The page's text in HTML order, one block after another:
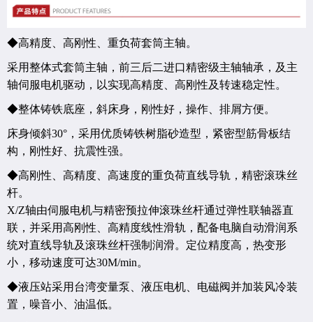
◆高精度、高刚性、重负荷套筒主轴。
采用整体式套筒主轴，前三后二进口精密级主轴轴承，及主
轴伺服电机驱动，以实现高精度、高刚性及转速稳定性。
◆整体铸铁底座，斜床身，刚性好，操作、排屑方便。
床身倾斜30°，采用优质铸铁树脂砂造型，紧密型筋骨板结
构，刚性好、抗震性强。
◆高刚性、高精度、高速度的重负荷直线导轨，精密滚珠丝
杆。
X/Z轴由伺服电机与精密预拉伸滚珠丝杆通过弹性联轴器直
联，并采用高刚性、高精度线性滑轨，配备电脑自动滑润系
统对直线导轨及滚珠丝杆强制润滑。定位精度高，热变形
小，移动速度可达30M/min。
◆液压站采用台湾变量泵、液压电机、电磁阀并加装风冷装
置，噪音小、油温低。